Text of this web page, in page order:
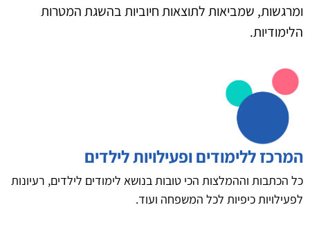
ומרגשות, שמביאות לתוצאות חיוביות בהשגת המטרות
הלימודיות.
המרכז ללימודים ופעילויות לילדים
כל הכתבות וההמלצות הכי טובות בנושא לימודים לילדים, רעיונות
לפעילויות כיפיות לכל המשפחה ועוד.